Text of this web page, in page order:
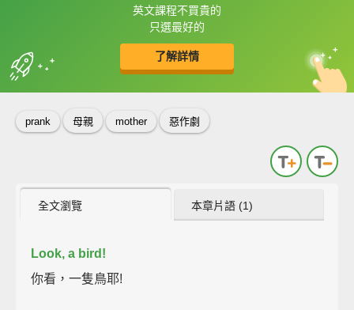
英文課程不買貴的
只選最好的
了解詳情
框選或點兩下字幕可以直接查字典喔！
收錄佳句 中
英
prank 母親 mother 惡作劇
全文瀏覽 本章片語 (1)
Look, a bird!
你看，一隻鳥耶!